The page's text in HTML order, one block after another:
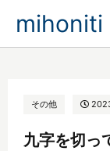
mihoniti
その他
九字を切っ